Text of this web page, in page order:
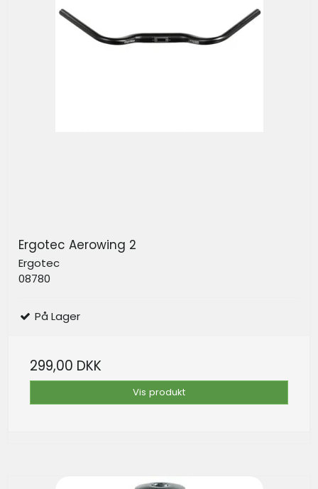
Ergotec Aerowing 2
Ergotec
08780
På Lager
299,00 DKK
Vis produkt